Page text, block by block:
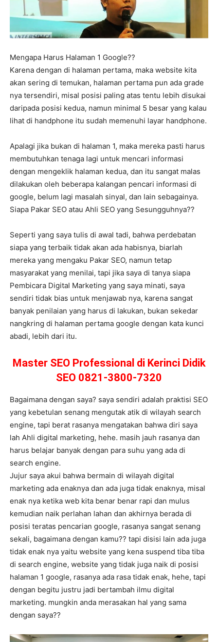
Mengapa Harus Halaman 1 Google??
Karena dengan di halaman pertama, maka website kita
akan sering di temukan, halaman pertama pun ada grade
nya tersendiri, misal posisi paling atas tentu lebih disukai
daripada posisi kedua, namun minimal 5 besar yang kalau
lihat di handphone itu sudah memenuhi layar handphone.
Apalagi jika bukan di halaman 1, maka mereka pasti harus
membutuhkan tenaga lagi untuk mencari informasi
dengan mengeklik halaman kedua, dan itu sangat malas
dilakukan oleh beberapa kalangan pencari informasi di
google, belum lagi masalah sinyal, dan lain sebagainya.
Siapa Pakar SEO atau Ahli SEO yang Sesungguhnya??
Seperti yang saya tulis di awal tadi, bahwa perdebatan
siapa yang terbaik tidak akan ada habisnya, biarlah
mereka yang mengaku Pakar SEO, namun tetap
masyarakat yang menilai, tapi jika saya di tanya siapa
Pembicara Digital Marketing yang saya minati, saya
sendiri tidak bias untuk menjawab nya, karena sangat
banyak penilaian yang harus di lakukan, bukan sekedar
nangkring di halaman pertama google dengan kata kunci
abadi, lebih dari itu.
Master SEO Professional di Kerinci Didik
SEO 0821-3800-7320
Bagaimana dengan saya? saya sendiri adalah praktisi SEO
yang kebetulan senang mengutak atik di wilayah search
engine, tapi berat rasanya mengatakan bahwa diri saya
lah Ahli digital marketing, hehe. masih jauh rasanya dan
harus belajar banyak dengan para suhu yang ada di
search engine.
Jujur saya akui bahwa bermain di wilayah digital
marketing ada enaknya dan ada juga tidak enaknya, misal
enak nya ketika web kita benar benar rapi dan mulus
kemudian naik perlahan lahan dan akhirnya berada di
posisi teratas pencarian google, rasanya sangat senang
sekali, bagaimana dengan kamu?? tapi disisi lain ada juga
tidak enak nya yaitu website yang kena suspend tiba tiba
di search engine, website yang tidak juga naik di posisi
halaman 1 google, rasanya ada rasa tidak enak, hehe, tapi
dengan begitu justru jadi bertambah ilmu digital
marketing. mungkin anda merasakan hal yang sama
dengan saya??